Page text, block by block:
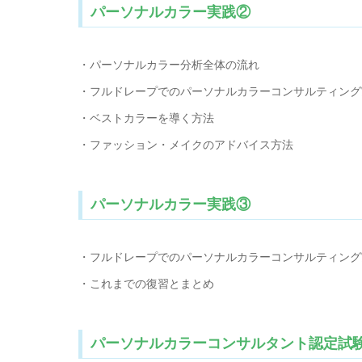
パーソナルカラー実践②
・パーソナルカラー分析全体の流れ
・フルドレープでのパーソナルカラーコンサルティン
・ベストカラーを導く方法
・ファッション・メイクのアドバイス方法
パーソナルカラー実践③
・フルドレープでのパーソナルカラーコンサルティン
・これまでの復習とまとめ
パーソナルカラーコンサルタント認定試